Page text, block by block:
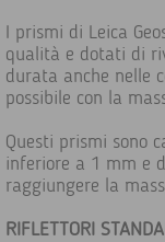
I prismi di Leica
qualità e dotati di
durata anche nelle
possibile con la
Questi prismi sono
inferiore a 1 mm e
raggiungere la
RIFLETTORI